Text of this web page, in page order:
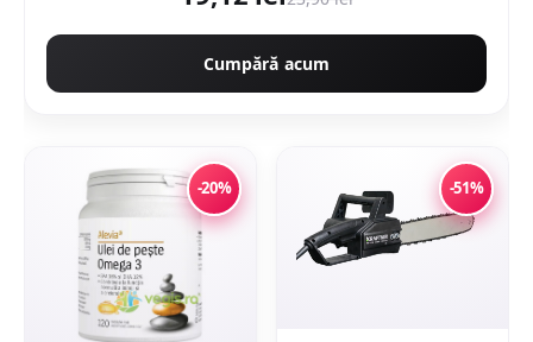
Cumpără acum
-20% -51%